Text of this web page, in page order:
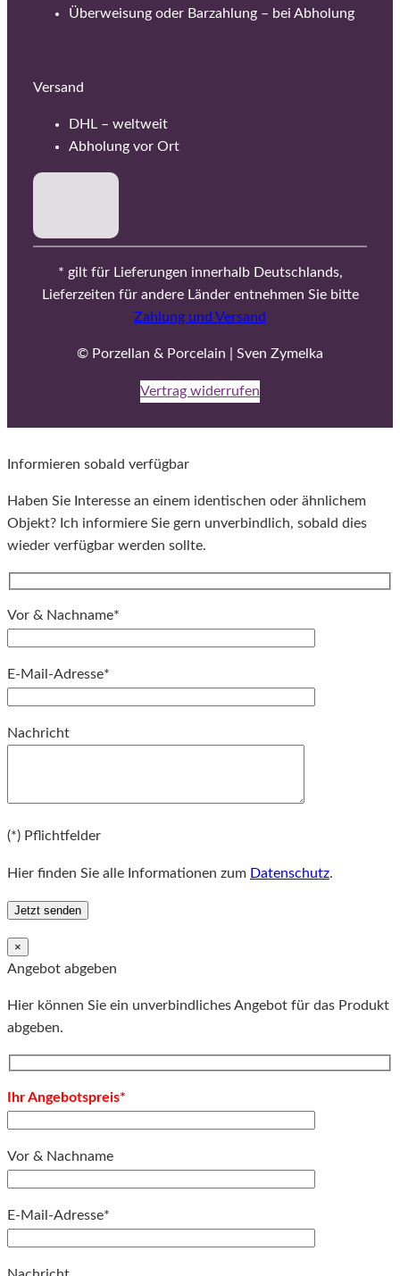
Überweisung oder Barzahlung – bei Abholung
Versand
DHL – weltweit
Abholung vor Ort
* gilt für Lieferungen innerhalb Deutschlands,
Lieferzeiten für andere Länder entnehmen Sie bitte
Zahlung und Versand
© Porzellan & Porcelain | Sven Zymelka
Vertrag widerrufen
Informieren sobald verfügbar
Haben Sie Interesse an einem identischen oder ähnlichem
Objekt? Ich informiere Sie gern unverbindlich, sobald dies
wieder verfügbar werden sollte.
Vor & Nachname*
E-Mail-Adresse*
Nachricht
(*) Pflichtfelder
Hier finden Sie alle Informationen zum Datenschutz.
×
Angebot abgeben
Hier können Sie ein unverbindliches Angebot für das Produkt
abgeben.
Ihr Angebotspreis*
Vor & Nachname
E-Mail-Adresse*